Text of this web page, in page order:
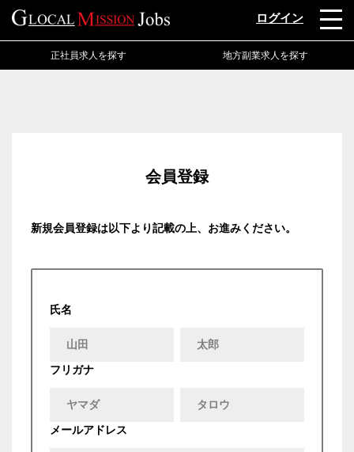
ログイン
正社員求人を探す 地方副業求人を探す
会員登録
新規会員登録は以下より記載の上、お進みください。
氏名
フリガナ
メールアドレス